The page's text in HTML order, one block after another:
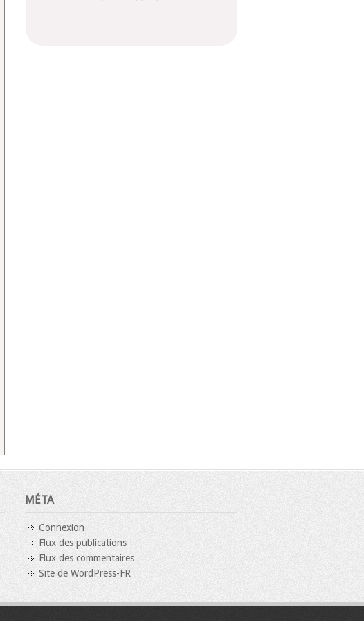
MÉTA
Connexion
Flux des publications
Flux des commentaires
Site de WordPress-FR